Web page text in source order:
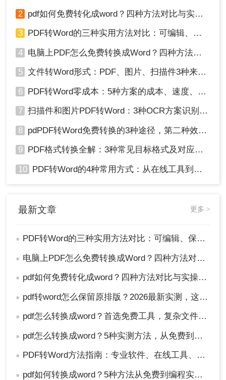
2 pdf如何免费转化成word？四种方法对比与实操指南（附详细表格）
3 PDF转Word的三种实用方法对比：可编辑、保格式、避风险！
4 电脑上PDF怎么免费转换成Word？四种方法对比与实操指南（附详细表格）!
5 文件转Word形式：PDF、图片、扫描件3种来源分别怎么处理！
6 PDF转Word零成本：5种方案的成本、速度、精度对比！
7 扫描件和图片PDF转Word：3种OCR方案识别率实测！
8 pdPDF转Word免费转换的3种途径，第二种效率最高！
9 PDF格式转换全解：3种常见目标格式及对应操作方法！
10 PDF转Word的4种常用方式：从在线工具到桌面软件全梳理！
最新文章 更多 >
● PDF转Word的三种实用方法对比：可编辑、保格式、避风险！
● 电脑上PDF怎么免费转换成Word？四种方法对比与实操指南（附详细表格）!
● pdf如何免费转化成word？四种方法对比与实操指南（附详细表格）
● pdf转word怎么保留原排版？2026最新实测，这5种方法从免费到专业全搞定！
● pdf怎么转换成word？首选免费工具，复杂文件再上专业软件！
● pdf怎么转换成word？5种实测方法，从免费到专业全攻略！
● PDF转Word方法指南：专业软件、在线工具、Word内置与改后缀名4种方案对比！
● pdf如何转换成word？5种方法从免费到编程实测对比！